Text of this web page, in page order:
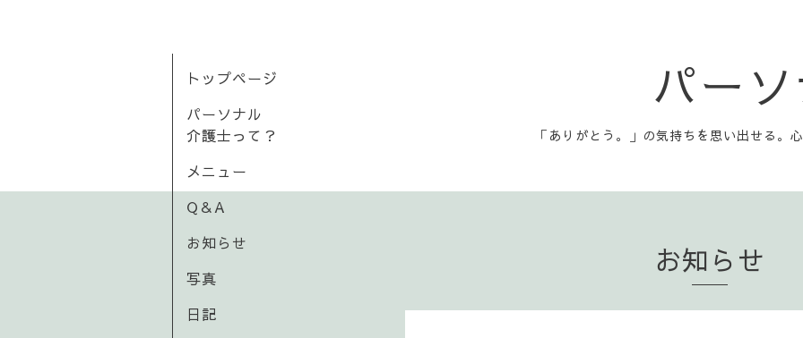
パー
「ありがとう。」の気持ちを思い出せる。
トップページ
パーソナル
介護士って？
メニュー
Q＆A
お知らせ
写真
日記
お知らせ